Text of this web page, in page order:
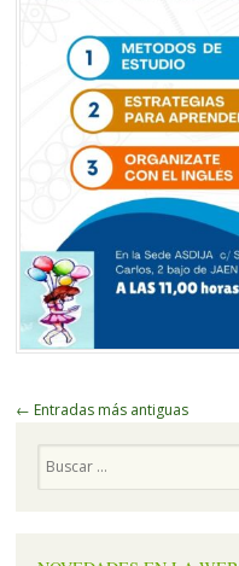
Navegador
artículos
← Entradas más antiguas